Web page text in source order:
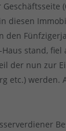
diesen
den
stand, fiel
der nun zur
etc.) werden.